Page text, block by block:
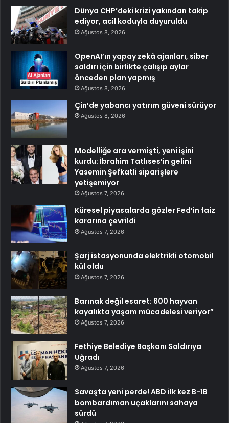
Dünya CHP’deki krizi yakından takip
ediyor, acil koduyla duyuruldu
Ağustos 8, 2026
OpenAI’ın yapay zekâ ajanları, siber
saldırı için birlikte çalışıp aylar
önceden plan yapmış
Ağustos 8, 2026
Çin’de yabancı yatırım güveni sürüyor
Ağustos 8, 2026
Modelliğe ara vermişti, yeni işini
kurdu: İbrahim Tatlıses’in gelini
Yasemin Şefkatli siparişlere
yetişemiyor
Ağustos 7, 2026
Küresel piyasalarda gözler Fed’in faiz
kararına çevrildi
Ağustos 7, 2026
Şarj istasyonunda elektrikli otomobil
kül oldu
Ağustos 7, 2026
Barınak değil esaret: 600 hayvan
kayalıkta yaşam mücadelesi veriyor”
Ağustos 7, 2026
Fethiye Belediye Başkanı Saldırıya
Uğradı
Ağustos 7, 2026
Savaşta yeni perde! ABD ilk kez B-1B
bombardıman uçaklarını sahaya
sürdü